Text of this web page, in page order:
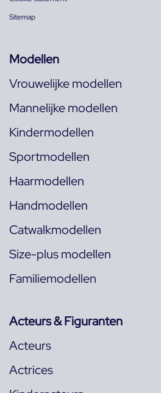
Sitemap
Modellen
Vrouwelijke modellen
Mannelijke modellen
Kindermodellen
Sportmodellen
Haarmodellen
Handmodellen
Catwalkmodellen
Size-plus modellen
Familiemodellen
Acteurs & Figuranten
Acteurs
Actrices